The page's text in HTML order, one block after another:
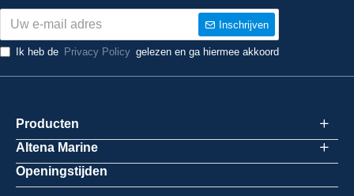
Inschrijven
Ik heb de Privacy Policy gelezen en ga hiermee akkoord
Producten
Altena Marine
Openingstijden